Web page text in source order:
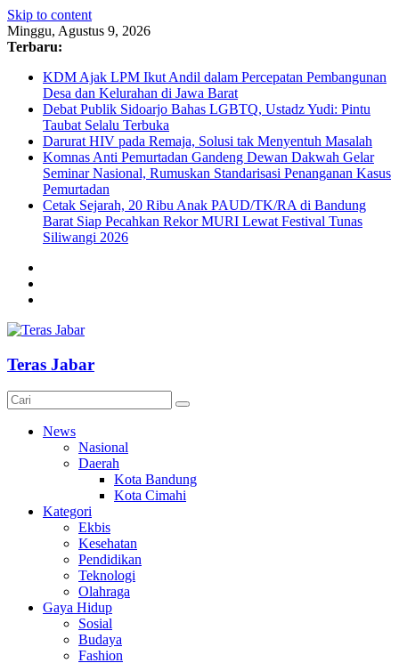
Skip to content
Minggu, Agustus 9, 2026
Terbaru:
KDM Ajak LPM Ikut Andil dalam Percepatan Pembangunan
Desa dan Kelurahan di Jawa Barat
Debat Publik Sidoarjo Bahas LGBTQ, Ustadz Yudi: Pintu
Taubat Selalu Terbuka
Darurat HIV pada Remaja, Solusi tak Menyentuh Masalah
Komnas Anti Pemurtadan Gandeng Dewan Dakwah Gelar
Seminar Nasional, Rumuskan Standarisasi Penanganan Kasus
Pemurtadan
Cetak Sejarah, 20 Ribu Anak PAUD/TK/RA di Bandung
Barat Siap Pecahkan Rekor MURI Lewat Festival Tunas
Siliwangi 2026
Teras Jabar
News
Nasional
Daerah
Kota Bandung
Kota Cimahi
Kategori
Ekbis
Kesehatan
Pendidikan
Teknologi
Olahraga
Gaya Hidup
Sosial
Budaya
Fashion